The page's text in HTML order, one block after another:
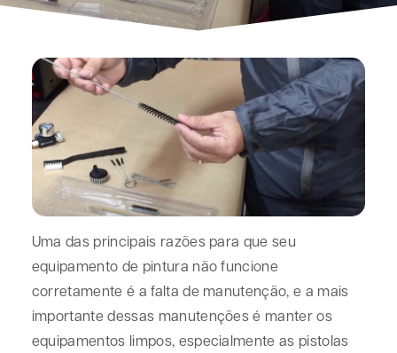
Uma das principais razões para que seu
equipamento de pintura não funcione
corretamente é a falta de manutenção, e a mais
importante dessas manutenções é manter os
equipamentos limpos, especialmente as pistolas